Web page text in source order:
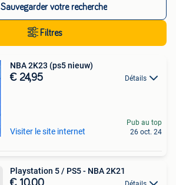
Sauvegarder votre recherche
Filtres
NBA 2K23 (ps5 nieuw)
€ 24,95 Détails
Visiter le site internet
Pub au top
26 oct. 24
Playstation 5 / PS5 - NBA 2K21